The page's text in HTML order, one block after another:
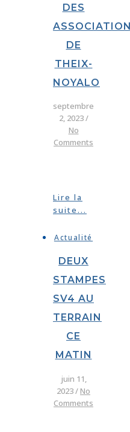
DES
DE
THEIX-
NOYALO
septembre
2, 2023/
No
Comments
Lire la
suite...
Actualité
DEUX
STAMPES
SV4 AU
TERRAIN
CE
MATIN
juin 11,
2023/No
Comments